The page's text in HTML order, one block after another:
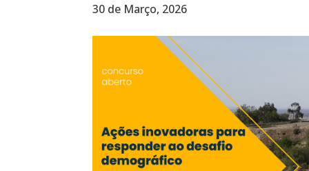
30 de Março, 2026